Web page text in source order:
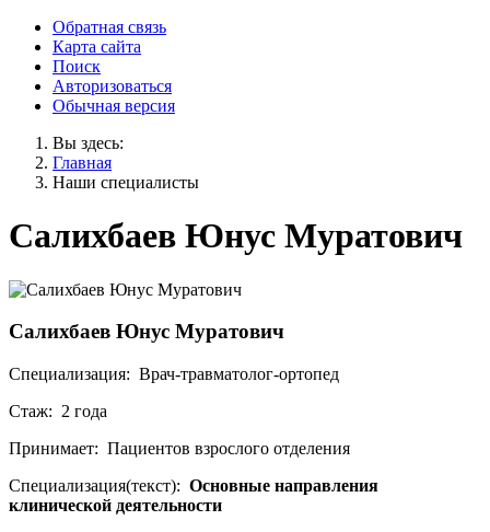
Обратная связь
Карта сайта
Поиск
Авторизоваться
Обычная версия
Вы здесь:
Главная
Наши специалисты
Салихбаев Юнус Муратович
Салихбаев Юнус Муратович
Специализация: Врач-травматолог-ортопед
Стаж: 2 года
Принимает: Пациентов взрослого отделения
Специализация(текст): Основные направления
клинической деятельности